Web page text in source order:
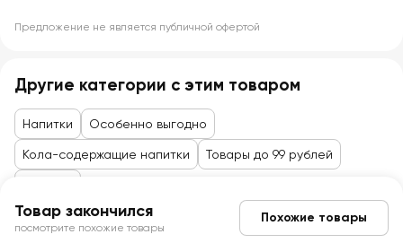
Предложение не является публичной офертой
Другие категории с этим товаром
Напитки Особенно выгодно
Кола-содержащие напитки Товары до 99 рублей
Товар закончился
посмотрите похожие товары
Похожие товары